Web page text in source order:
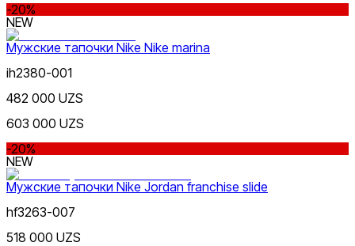
-20%
NEW
Мужские тапочки Nike Nike marina
ih2380-001
482 000 UZS
603 000 UZS
-20%
NEW
Мужские тапочки Nike Jordan franchise slide
hf3263-007
518 000 UZS